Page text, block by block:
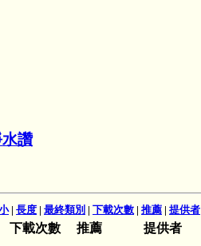
讚
| 長度 | 最終類別 | 下載次數 | 推薦 | 提供者
下載次數 推薦 提供者